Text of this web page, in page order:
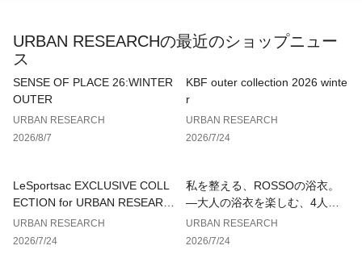
※この生地の表面は引っかかりやすい為、アクセサリー類や周
囲のものとの引っかかりにご注意ください。また着用用時、表
面の粗いものとの摩擦や引っ掛かりにご注意ください。
※商品自体の重さで伸びてしまうことがあります。シルエット
ーを使用せず、たたみ保管にしてください。
※その他お取り扱いに関しましては、商品に付属のアテンショ
総重量 : 約190g
※商品画像は、光の当たり具合やパソコンなどの閲覧環境によ
り、実際の色味と異なって見える場合がございます。予めご了
URBAN RESEARCHの最近のショップニュー
ス
SENSE OF PLACE 26:WINTER
OUTER
URBAN RESEARCH
2026/8/7
KBF outer collection 2026 winte
r
URBAN RESEARCH
2026/7/24
LeSportsac EXCLUSIVE COLL
ECTION for URBAN RESEARC
H
URBAN RESEARCH
2026/7/24
私を整える、ROSSOの浴衣。
—大人の浴衣を楽しむ、4人のT
IPS—
URBAN RESEARCH
2026/7/24